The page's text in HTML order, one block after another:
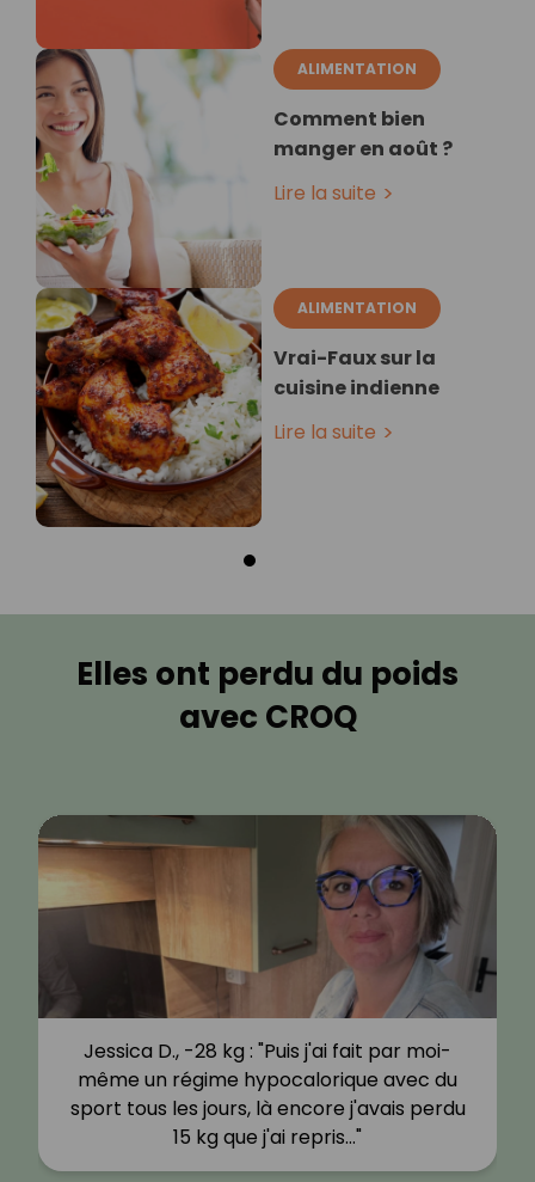
ALIMENTATION
Comment bien
manger en août ?
Lire la suite
ALIMENTATION
Vrai-Faux sur la
cuisine indienne
Lire la suite
Elles ont perdu du poids
avec CROQ
Jessica D., -28 kg : "Puis j'ai fait par moi-
même un régime hypocalorique avec du
sport tous les jours, là encore j'avais perdu
15 kg que j'ai repris…"